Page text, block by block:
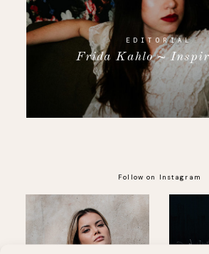
CONTACT EDITORIAL
Frida Kahlo ~
Follow on Instagram